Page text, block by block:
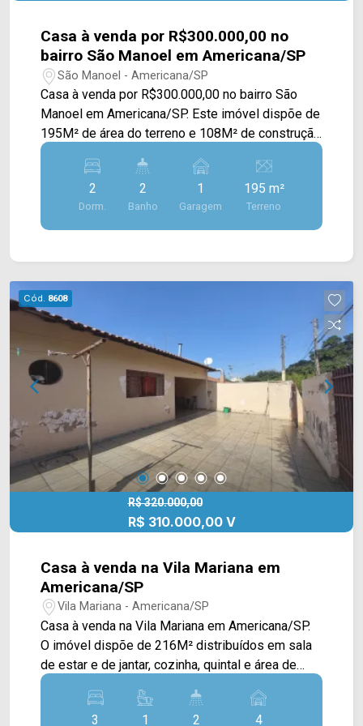
Casa à venda por R$300.000,00 no
bairro São Manoel em Americana/SP
São Manoel - Americana/SP
Casa à venda por R$300.000,00 no bairro São
Manoel em Americana/SP. Este imóvel dispõe de
195M² de área do terreno e 108M² de construção
podendo ser utilizado na modalidade residencial
ou comercial. Sendo distribuídos em um amplo
salão comercial na frente e uma casa residencial
aos fundos, onde a casa esta disposta em uma
espaçosa sala de estar e jantar, cozinha com
> 01 vaga de garagem. Esta localizado próximo a
Av. Lírio Correa, posto de saúde, academia,
escolas, Av. do compositor, restaurantes e entre
outros, conta com fácil acesso a Av. da Saudade,
Av. Nossa Sra. de Fátima, , rodoviária, Hospital
Municipal, Av. Europa, Av. Antônio Pinto Duarte,
Av. Bandeirantes e ao Centro. Entre em contato
com a nossa equipe e agende a sua visita!!
WhatsApp e Telefone Arbix: (19) 3475-4546
ARBIX IMÓVEIS - Presente em cada mudança!
2
Dorm.
2
Banho
1
Garagem
195 m²
Terreno
Cód. 8608
R$ 320.000,00
R$ 310.000,00 V
Casa à venda na Vila Mariana em
Americana/SP
Vila Mariana - Americana/SP
Casa à venda na Vila Mariana em Americana/SP.
O imóvel dispõe de 216M² distribuídos em sala
de estar e de jantar, cozinha, quintal e área de
serviço. > 03 dormitórios, sendo 01 suíte; > 02
banheiros, sendo 01 suíte; > 04 vagas de
3 1 2 4